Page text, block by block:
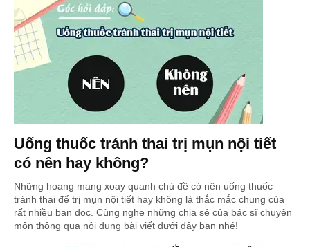
Uống thuốc tránh thai trị mụn nội tiết
có nên hay không?
Những hoang mang xoay quanh chủ đề có nên uống thuốc
tránh thai để trị mụn nội tiết hay không là thắc mắc chung của
rất nhiều bạn đọc. Cùng nghe những chia sẻ của bác sĩ chuyên
môn thông qua nội dụng bài viết dưới đây bạn nhé!